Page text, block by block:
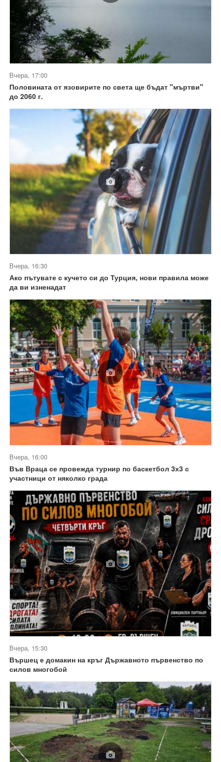
Вчера, 17:00
Половината от язовирите по света ще бъдат "мъртви"
до 2060 г.
Вчера, 16:30
Ако пътувате с кучето си до Турция, нови правила може
да ви изненадат
Вчера, 16:00
Във Враца се провежда турнир по баскетбол 3х3 с
участници от няколко града
Вчера, 15:30
Вършец е домакин на кръг Държавното първенство по
силов многобой